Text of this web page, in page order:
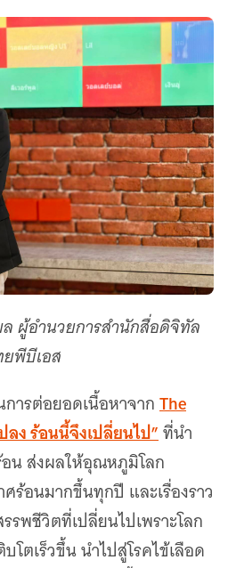
ผู้อำนวยการสำนักสื่อดิจิทัล
ยพีบีเอส
ารต่อยอดเนื้อหาจากThe
ลง ร้อนนี้จึงเปลี่ยนไป”ที่นำ
อน ส่งผลให้อุณหภูมิโลก
ร้อนมากขึ้นทุกปี และเรื่องราว
รพชีวิตที่เปลี่ยนไปเพราะโลก
โตเร็วขึ้น นำไปสู่โรคไข้เลือด